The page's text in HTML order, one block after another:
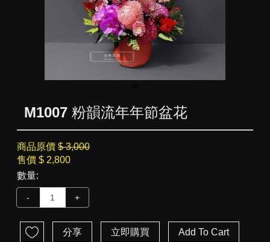
M1007 粉韻流年年節盆花
商品原價 $ 3,000
售價 $ 2,800
數量:
- +
分享 立即購買 Add To Cart